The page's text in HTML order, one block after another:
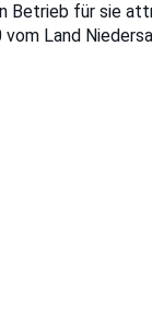
Betrieb für sie
Land